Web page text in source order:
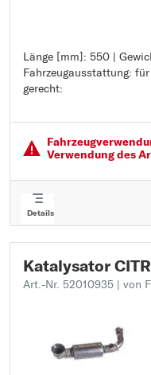
Länge [mm]: 550 |
Fahrzeugausstattung:
gerecht:
Länge [mm]: 550
Gewicht [kg]: 4,9
Abgasnorm: Euro 6
EG/ECE - gerecht:
Verwendung des
Details
Katalysator
Art.-Nr. 52010935 | von